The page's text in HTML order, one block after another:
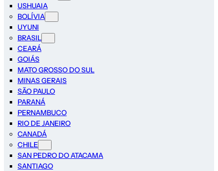
USHUAIA
BOLÍVIA
UYUNI
BRASIL
CEARÁ
GOIÁS
MATO GROSSO DO SUL
MINAS GERAIS
SÃO PAULO
PARANÁ
PERNAMBUCO
RIO DE JANEIRO
CANADÁ
CHILE
SAN PEDRO DO ATACAMA
SANTIAGO